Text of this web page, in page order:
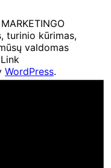
turinio kūrimas,
valdomas
Link
WordPress.